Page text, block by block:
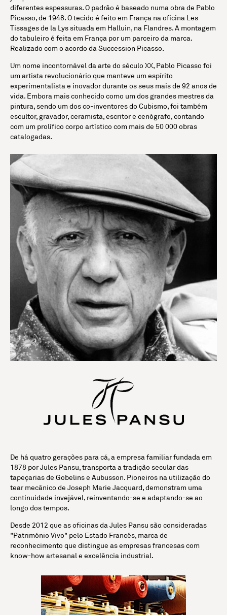
diferentes espessuras. O padrão é baseado numa obra de Pablo
Picasso, de 1948. O tecido é feito em França na oficina Les
Tissages de la Lys situada em Halluin, na Flandres. A montagem
do tabuleiro é feita em França por um parceiro da marca.
Realizado com o acordo da Succession Picasso.
Um nome incontornável da arte do século XX, Pablo Picasso foi
um artista revolucionário que manteve um espírito
experimentalista e inovador durante os seus mais de 92 anos de
vida. Embora mais conhecido como um dos grandes mestres da
pintura, sendo um dos co-inventores do Cubismo, foi também
escultor, gravador, ceramista, escritor e cenógrafo, contando
com um prolífico corpo artístico com mais de 50 000 obras
catalogadas.
De há quatro gerações para cá, a empresa familiar fundada em
1878 por Jules Pansu, transporta a tradição secular das
tapeçarias de Gobelins e Aubusson. Pioneiros na utilização do
tear mecânico de Joseph Marie Jacquard, demonstram uma
continuidade invejável, reinventando-se e adaptando-se ao
longo dos tempos.
Desde 2012 que as oficinas da Jules Pansu são consideradas
"Património Vivo" pelo Estado Francês, marca de
reconhecimento que distingue as empresas francesas com
know-how artesanal e excelência industrial.